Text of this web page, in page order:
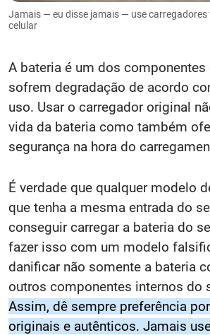
Jamais — eu disse jamais — use
celular
A bateria é um dos componentes
sofrem degradação de acordo
uso. Usar o carregador original
vida da bateria como também
segurança na hora do
É verdade que qualquer modelo
que tenha a mesma entrada do
conseguir carregar a bateria do
fazer isso com um modelo
danificar não somente a bateria
outros componentes internos do
Assim, dê sempre preferência
originais e autênticos. Jamais